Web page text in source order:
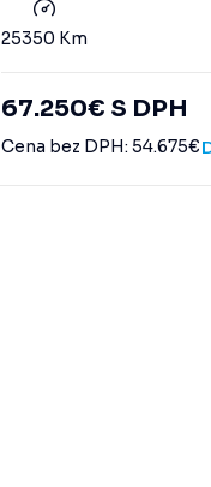
25350 Km
67.250€ S DPH
Cena bez DPH: 54.675€